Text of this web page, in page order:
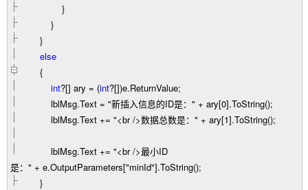
}
}
}
else
{
int?[] ary = (int?[])e.ReturnValue;
lblMsg.Text = "新插入信息的ID是： " + ary[0].ToString();
lblMsg.Text += "<br />数据总数是： " + ary[1].ToString();
lblMsg.Text += "<br />最小ID
是： " + e.OutputParameters["minId"].ToString();
}